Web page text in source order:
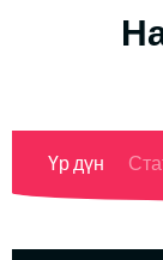
Үр дүн